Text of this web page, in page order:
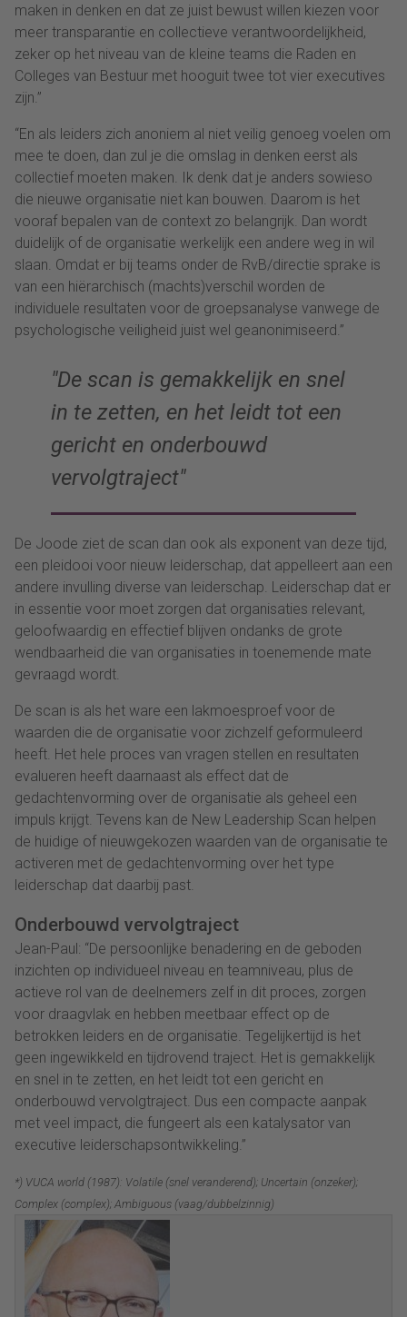
maken in denken en dat ze juist bewust willen kiezen voor
meer transparantie en collectieve verantwoordelijkheid,
zeker op het niveau van de kleine teams die Raden en
Colleges van Bestuur met hooguit twee tot vier executives
zijn.”
“En als leiders zich anoniem al niet veilig genoeg voelen om
mee te doen, dan zul je die omslag in denken eerst als
collectief moeten maken. Ik denk dat je anders sowieso
die nieuwe organisatie niet kan bouwen. Daarom is het
vooraf bepalen van de context zo belangrijk. Dan wordt
duidelijk of de organisatie werkelijk een andere weg in wil
slaan. Omdat er bij teams onder de RvB/directie sprake is
van een hiërarchisch (machts)verschil worden de
individuele resultaten voor de groepsanalyse vanwege de
psychologische veiligheid juist wel geanonimiseerd.”
De scan is gemakkelijk en snel
in te zetten, en het leidt tot een
gericht en onderbouwd
vervolgtraject
De Joode ziet de scan dan ook als exponent van deze tijd,
een pleidooi voor nieuw leiderschap, dat appelleert aan een
andere invulling diverse van leiderschap. Leiderschap dat er
in essentie voor moet zorgen dat organisaties relevant,
geloofwaardig en effectief blijven ondanks de grote
wendbaarheid die van organisaties in toenemende mate
gevraagd wordt.
De scan is als het ware een lakmoesproef voor de
waarden die de organisatie voor zichzelf geformuleerd
heeft. Het hele proces van vragen stellen en resultaten
evalueren heeft daarnaast als effect dat de
gedachtenvorming over de organisatie als geheel een
impuls krijgt. Tevens kan de New Leadership Scan helpen
de huidige of nieuwgekozen waarden van de organisatie te
activeren met de gedachtenvorming over het type
leiderschap dat daarbij past.
Onderbouwd vervolgtraject
Jean-Paul: “De persoonlijke benadering en de geboden
inzichten op individueel niveau en teamniveau, plus de
actieve rol van de deelnemers zelf in dit proces, zorgen
voor draagvlak en hebben meetbaar effect op de
betrokken leiders en de organisatie. Tegelijkertijd is het
geen ingewikkeld en tijdrovend traject. Het is gemakkelijk
en snel in te zetten, en het leidt tot een gericht en
onderbouwd vervolgtraject. Dus een compacte aanpak
met veel impact, die fungeert als een katalysator van
executive leiderschapsontwikkeling.”
*) VUCA world (1987): Volatile (snel veranderend); Uncertain (onzeker);
Complex (complex); Ambiguous (vaag/dubbelzinnig)